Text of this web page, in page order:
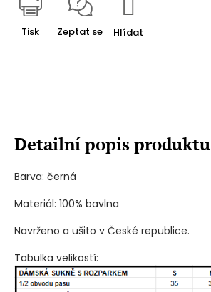
Tisk Zeptat se Hlídat
Detailní popis produktu
Barva: černá
Materiál: 100% bavlna
Navrženo a ušito v České republice.
Tabulka velikostí: